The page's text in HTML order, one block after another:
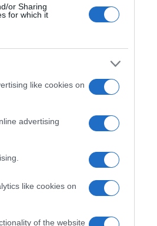
or Sharing
for which it
like cookies on
advertising
like cookies on
of the website
την